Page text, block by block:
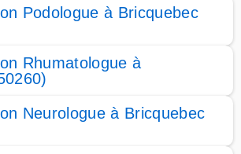
Podologue à Bricquebec
Rhumatologue à
Neurologue à Bricquebec